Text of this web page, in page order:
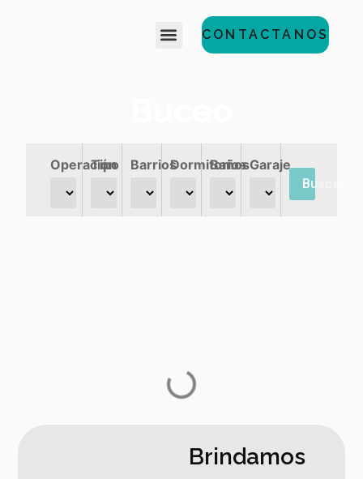
CONTACTANOS
Operación
Tipo BarriosDormitorios
BañosGaraje
Buscar
Brindamos